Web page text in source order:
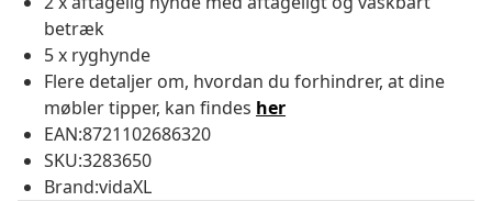
betræk
5 x ryghynde
Flere detaljer om, hvordan du forhindrer, at dine
møbler tipper, kan findes her
EAN:8721102686320
SKU:3283650
Brand:vidaXL